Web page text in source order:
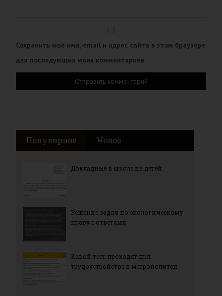
Сохранить моё имя, email и адрес сайта в этом браузере
для последующих моих комментариев.
Популярное Новое
Докладные в школе на детей
Решение задач по экологическому
праву с ответами
Какой тест проходят при
трудоустройстве в метрополитен